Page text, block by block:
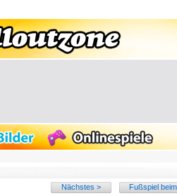
Nächstes > Fußspiel